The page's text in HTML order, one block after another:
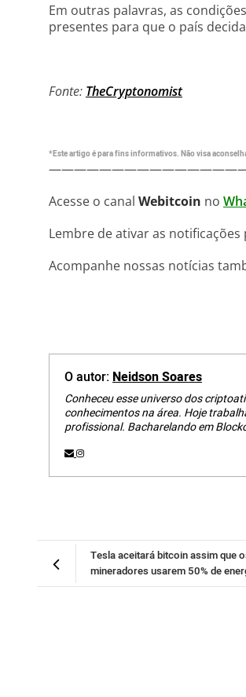
Em outras palavras, as
presentes para que o país
Fonte: TheCryptonomist
*Este artigo é para fins informativos. Não visa
Acesse o canal Webitcoin no
Lembre de ativar as
Acompanhe nossas notícias
O autor:Neidson Soares
Conheceu esse universo dos
conhecimentos na área. Hoje
profissional. Bacharelando em
Tesla aceitará bitcoin assim que
mineradores usarem 50% de